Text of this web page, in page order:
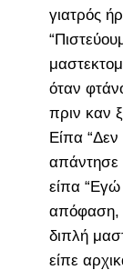
γιατρός
όταν
πριν καν
Είπα “Δεν
απάντησε
είπα
απόφαση,
διπλή
είπε